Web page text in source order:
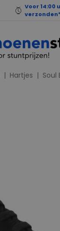
Voor
verzonden*
Hartjes Soul